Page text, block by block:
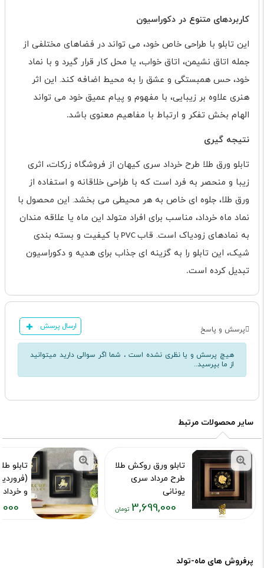
کاربردهای متنوع در دکوراسیون
این تابلو با طراحی خاص خود، می تواند در فضاهای مختلفی از
جمله اتاق نشیمن، اتاق خواب، یا محل کار قرار گیرد و با نماد
خود، حس همبستگی و عشق را به محیط اضافه کند. این اثر
هنری علاوه بر زیبایی، با مفهوم و پیام عمیق خود می تواند
الهام بخش تفکر و ارتباط با مفاهیم معنوی باشد.
نتیجه گیری
تابلو ورق طلا طرح خرداد سری کیهان از فروشگاه زرکات، اثری
زیبا و منحصر به فرد است که با طراحی خلاقانه و استفاده از
ورق طلا، جلوه ای خاص به هر محیطی می بخشد. این محصول با
نماد ماه خرداد، مناسب برای افراد متولد این ماه یا علاقه مندان
به نمادهای زودیاک است. قاب
با کیفیت و بسته بندی
شیک، این تابلو را به گزینه ای جذاب برای هدیه و دکوراسیون
تبدیل کرده است.
پرسش و پاسخ ارسال پرسش
هیچ پرسش و یا نظری نشده است ، شما اگر سوالی دارید میتوانید
از ما بپرسید..
سایر محصولات مرتبط
تابلو ورق روکش طلا
طرح مرداد سری
یونانی
کد محصول :10009541
3,699,000
تومان
تابلو
و
روکش
پرفروش های ماه-تولد